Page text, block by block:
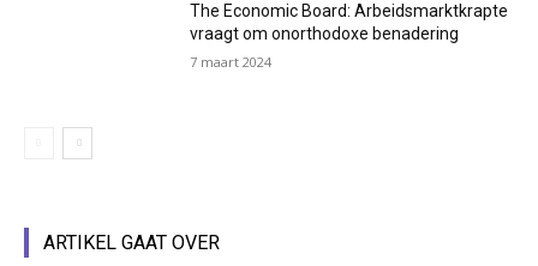
The Economic Board: Arbeidsmarktkrapte
vraagt om onorthodoxe benadering
7 maart 2024
ARTIKEL GAAT OVER